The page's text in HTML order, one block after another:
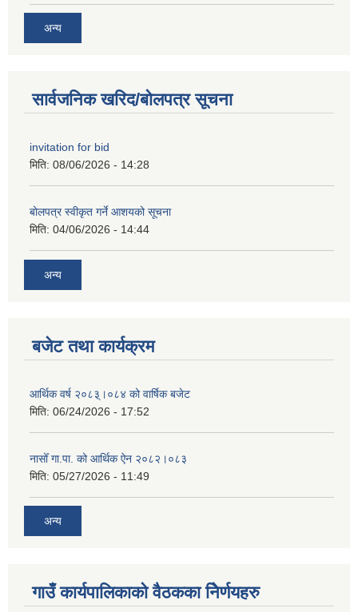
अन्य
सार्वजनिक खरिद/बोलपत्र सूचना
invitation for bid
मिति: 08/06/2026 - 14:28
बोलपत्र स्वीकृत गर्ने आशयको सूचना
मिति: 04/06/2026 - 14:44
अन्य
बजेट तथा कार्यक्रम
आर्थिक वर्ष २०८३्।०८४ को वार्षिक बजेट
मिति: 06/24/2026 - 17:52
नासोँ गा.पा. को आर्थिक ऐन २०८२।०८३
मिति: 05/27/2026 - 11:49
अन्य
गाउँ कार्यपालिकाको वैठकका निेर्णयहरु